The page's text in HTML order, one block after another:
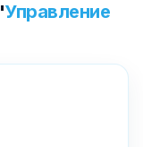
Управление